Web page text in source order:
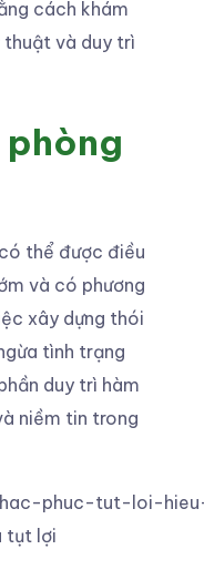
cách khám
thuật và duy trì
thể được điều
và có phương
xây dựng thói
tình trạng
duy trì hàm
niềm tin trong
tụt lợi